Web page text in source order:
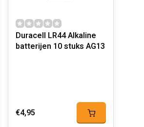
Duracell LR44 Alkaline
batterijen 10 stuks AG13
€4,95